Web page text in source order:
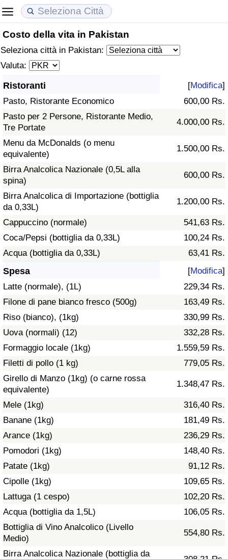
Costo della vita in Pakistan
Seleziona città in Pakistan:
Valuta:
Ristoranti [Modifica]
Pasto, Ristorante Economico
600,00 Rs.
Pasto per 2 Persone, Ristorante Medio,
Tre Portate
4.000,00 Rs.
Menu da McDonalds (o menu
equivalente)
1.500,00 Rs.
Birra Analcolica Nazionale (0,5L alla
spina)
600,00 Rs.
Birra Analcolica di Importazione (bottiglia
da 0,33L)
1.200,00 Rs.
Cappuccino (normale)
541,63 Rs.
Coca/Pepsi (bottiglia da 0,33L)
100,24 Rs.
Acqua (bottiglia da 0,33L)
63,41 Rs.
Spesa [Modifica]
Latte (normale), (1L)
229,34 Rs.
Filone di pane bianco fresco (500g)
163,49 Rs.
Riso (bianco), (1kg)
330,99 Rs.
Uova (normali) (12)
332,28 Rs.
Formaggio locale (1kg)
1.559,59 Rs.
Filetti di pollo (1 kg)
779,05 Rs.
Girello di Manzo (1kg) (o carne rossa
equivalente)
1.348,47 Rs.
Mele (1kg)
316,40 Rs.
Banane (1kg)
181,49 Rs.
Arance (1kg)
236,29 Rs.
Pomodori (1kg)
148,40 Rs.
Patate (1kg)
91,12 Rs.
Cipolle (1kg)
109,65 Rs.
Lattuga (1 cespo)
102,20 Rs.
Acqua (bottiglia da 1,5L)
106,05 Rs.
Bottiglia di Vino Analcolico (Livello
Medio)
554,80 Rs.
Birra Analcolica Nazionale (bottiglia da
Costo della vita
Indice Del Costo Della Vita (corrente)
Indice Del Costo Della Vita
Indice del Costo della Vita per Nazione
ad Aqaba
Prezzi degli immobili
Indice del Prezzo delle Case (Corrente)
Indice del Prezzo delle Case
Indice del Prezzo delle Case per Nazione
Qualità della Vita
Indice della Qualità della Vita
Indice della Qualità della Vita (Corrente)
Indice della qualità della vita per Paese
Criminalità
Indice del Tasso di Criminalità (Corrente)
Indice della Criminalità
Indice di criminalità per paese
Indice dell’Assistenza Sanitaria (Corrente)
Indice dell’Assistenza Sanitaria
Indice dell’Assistenza Sanitaria per
Nazione
Inquinamento
Indice dell’Inquinamento (Corrente)
Indice di inquinamento
Indice dell’Inquinamento per Nazione
Traffico
Indice del Traffico
Indice del traffico (Corrente)
Indice del traffico per Nazione